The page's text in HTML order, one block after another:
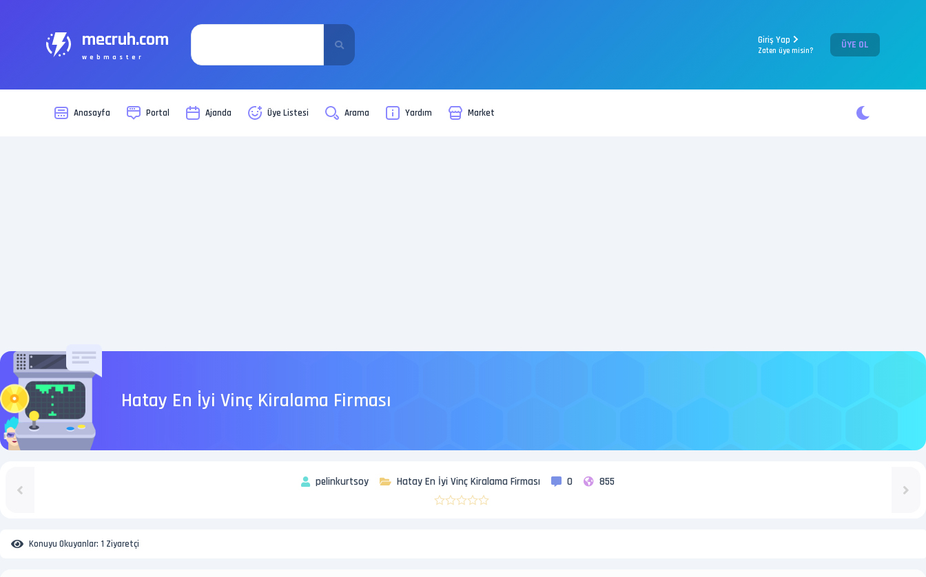
mecruh.com
webmaster
Giriş Yap
Zaten üye misin? ÜYE OL
Anasayfa Portal Ajanda Üye Listesi Arama Yardım Market
Hatay En İyi Vinç Kiralama Firması
pelinkurtsoy Hatay En İyi Vinç Kiralama Firması 0 855
Konuyu Okuyanlar: 1 Ziyaretçi